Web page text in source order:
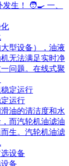
生！ 🧑‍🍳 一、
型设备），油液
无法满足实时净
问题。在线式聚
运行
油的清洁度和水
而汽轮机油滤油
生。汽轮机油滤
备